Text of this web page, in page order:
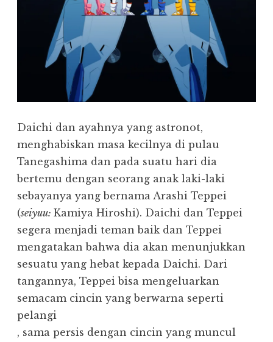
Daichi dan ayahnya yang astronot,
menghabiskan masa kecilnya di pulau
Tanegashima dan pada suatu hari dia
bertemu dengan seorang anak laki-laki
sebayanya yang bernama Arashi Teppei
(seiyuu: Kamiya Hiroshi). Daichi dan Teppei
segera menjadi teman baik dan Teppei
mengatakan bahwa dia akan menunjukkan
sesuatu yang hebat kepada Daichi. Dari
tangannya, Teppei bisa mengeluarkan
semacam cincin yang berwarna seperti
pelangi
, sama persis dengan cincin yang muncul